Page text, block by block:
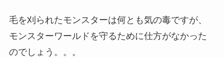
毛を刈られたモンスターは何とも気の毒ですが、
モンスターワールドを守るために仕方がなかった
のでしょう。。。